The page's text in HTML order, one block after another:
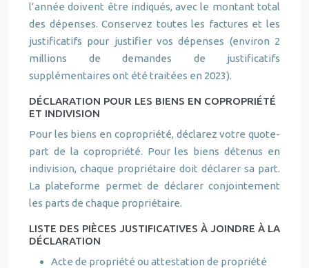
l’année doivent être indiqués, avec le montant total
des dépenses. Conservez toutes les factures et les
justificatifs pour justifier vos dépenses (environ 2
millions de demandes de justificatifs
supplémentaires ont été traitées en 2023).
DÉCLARATION POUR LES BIENS EN COPROPRIÉTÉ
ET INDIVISION
Pour les biens en copropriété, déclarez votre quote-
part de la copropriété. Pour les biens détenus en
indivision, chaque propriétaire doit déclarer sa part.
La plateforme permet de déclarer conjointement
les parts de chaque propriétaire.
LISTE DES PIÈCES JUSTIFICATIVES À JOINDRE À LA
DÉCLARATION
Acte de propriété ou attestation de propriété